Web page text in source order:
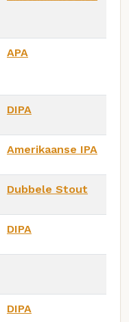
APA
DIPA
Amerikaanse IPA
Dubbele Stout
DIPA
DIPA